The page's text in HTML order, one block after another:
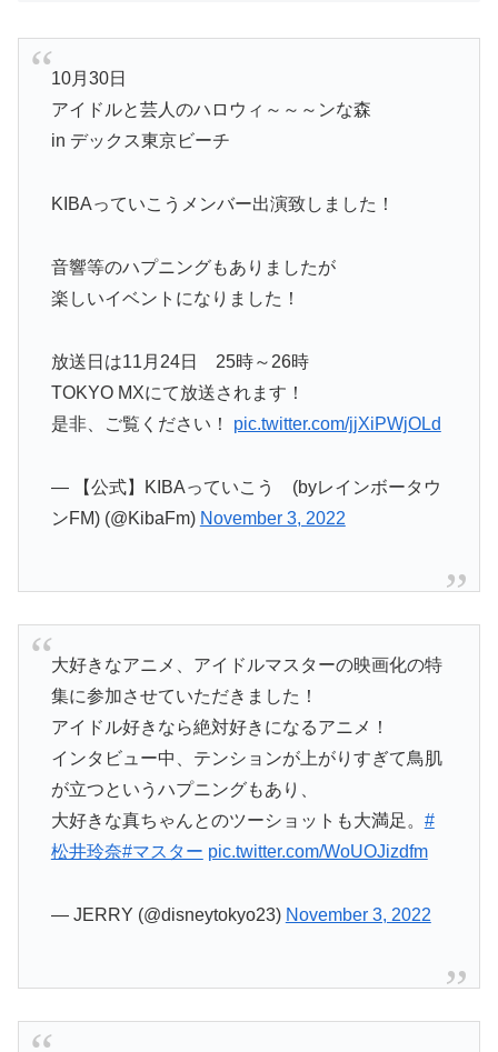
10月30日
アイドルと芸人のハロウィ～～～ンな森
in デックス東京ビーチ
KIBAっていこうメンバー出演致しました！
音響等のハプニングもありましたが
楽しいイベントになりました！
放送日は11月24日 25時～26時
TOKYO MXにて放送されます！
是非、ご覧ください！ pic.twitter.com/jjXiPWjOLd
— 【公式】KIBAっていこう (byレインボータウ
ンFM) (@KibaFm) November 3, 2022
大好きなアニメ、アイドルマスターの映画化の特
集に参加させていただきました！
アイドル好きなら絶対好きになるアニメ！
インタビュー中、テンションが上がりすぎて鳥肌
が立つというハプニングもあり、
大好きな真ちゃんとのツーショットも大満足。 #
松井玲奈#マスター pic.twitter.com/WoUOJizdfm
— JERRY (@disneytokyo23) November 3, 2022